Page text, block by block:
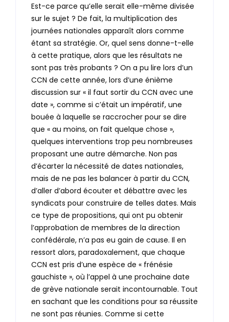
Est-ce parce qu’elle serait elle-même divisée
sur le sujet ? De fait, la multiplication des
journées nationales apparaît alors comme
étant sa stratégie. Or, quel sens donne-t-elle
à cette pratique, alors que les résultats ne
sont pas très probants ? On a pu lire lors d’un
CCN de cette année, lors d’une énième
discussion sur « il faut sortir du CCN avec une
date », comme si c’était un impératif, une
bouée à laquelle se raccrocher pour se dire
que « au moins, on fait quelque chose »,
quelques interventions trop peu nombreuses
proposant une autre démarche. Non pas
d’écarter la nécessité de dates nationales,
mais de ne pas les balancer à partir du CCN,
d’aller d’abord écouter et débattre avec les
syndicats pour construire de telles dates. Mais
ce type de propositions, qui ont pu obtenir
l’approbation de membres de la direction
confédérale, n’a pas eu gain de cause. Il en
ressort alors, paradoxalement, que chaque
CCN est pris d’une espèce de « frénésie
gauchiste », où l’appel à une prochaine date
de grève nationale serait incontournable. Tout
en sachant que les conditions pour sa réussite
ne sont pas réunies. Comme si cette